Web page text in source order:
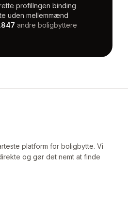
profilIngen binding
uden mellemmænd
andre boligbyttere
platform for boligbytte. Vi
og gør det nemt at finde